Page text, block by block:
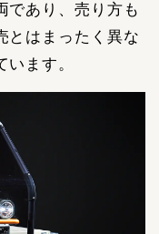
であり、売り方も
とはまったく異な
ます。